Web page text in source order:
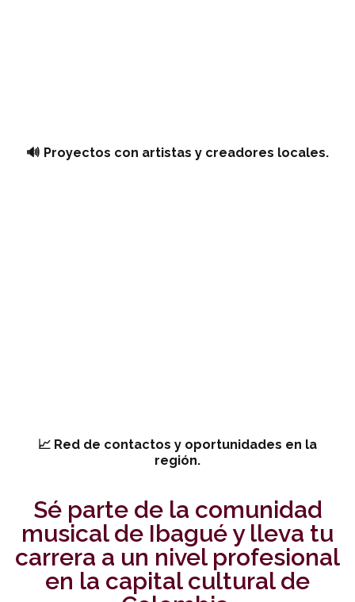
🔊 Proyectos con artistas y creadores locales.
📈 Red de contactos y oportunidades en la
región.
Sé parte de la comunidad
musical de Ibagué y lleva tu
carrera a un nivel profesional
en la capital cultural de